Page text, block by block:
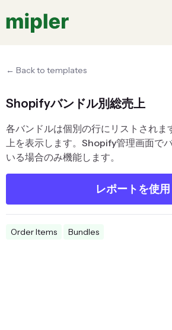
← Back to templates
Shopifyバンドル別総売上
各バンドルは個別の行にリストされま
上を表示します。Shopify管理画面で
いる場合のみ機能します。
レポートを使用
Order Items Bundles